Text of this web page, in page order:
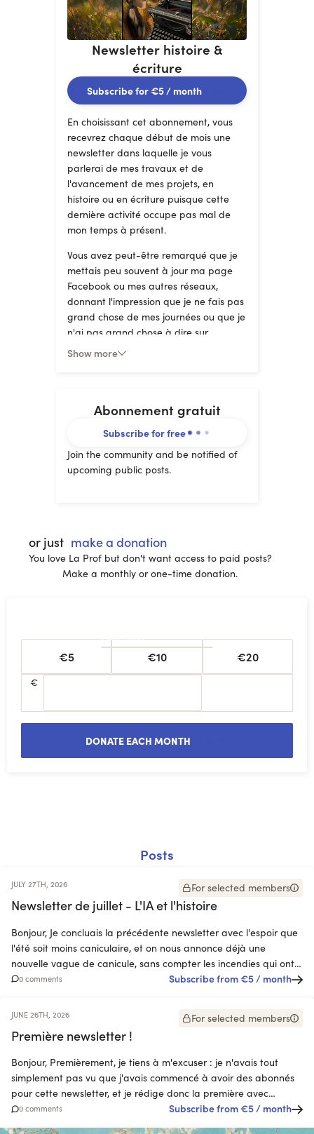
Newsletter histoire &
écriture
Subscribe for€5/ month
En choisissant cet abonnement, vous
recevrez chaque début de mois une
newsletter dans laquelle je vous
parlerai de mes travaux et de
l'avancement de mes projets, en
histoire ou en écriture puisque cette
dernière activité occupe pas mal de
mon temps à présent.
Vous avez peut-être remarqué que je
mettais peu souvent à jour ma page
Facebook ou mes autres réseaux,
donnant l'impression que je ne fais pas
grand chose de mes journées ou que je
n'ai pas grand chose à dire sur
l'actualité. C'est faux, et j'espère que
Show more
Abonnement gratuit
Subscribe for free
Join the community and be notified of
upcoming public posts.
or just make a donation
You love La Prof but don't want access to paid posts?
Make a monthly or one-time donation.
One-time
€5 €10 €20
€
DONATE EACH MONTH
Posts
JULY 27TH, 2026 For selected members
Newsletter de juillet - L'IA et l'histoire
Bonjour, Je concluais la précédente newsletter avec l'espoir que
l'été soit moins caniculaire, et on nous annonce déjà une
nouvelle vague de canicule, sans compter les incendies qui ont
eu lieu à Fontainebleau et qui sont encore en cours dans le Sud-
0 comments Subscribe from€5 / month
JUNE 26TH, 2026 For selected members
Première newsletter !
Bonjour, Premièrement, je tiens à m'excuser : je n'avais tout
simplement pas vu que j'avais commencé à avoir des abonnés
pour cette newsletter, et je rédige donc la première avec
quelques mois de retard... J'en suis désolée, et je promets que
0 comments Subscribe from€5/ month